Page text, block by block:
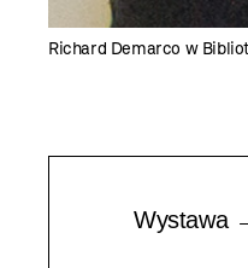
Richard Demarco w
Wystawa